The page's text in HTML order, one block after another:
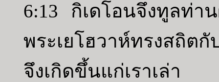
6:13 กิเดโอนจึงทูลท่
พระเยโฮวาห์ทรงสถิต
จึงเกิดขึ้นแก่เราเล่า